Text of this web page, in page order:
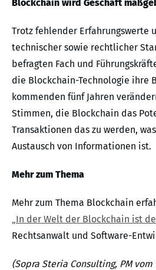
Blockchain wird Geschäft
Trotz fehlender Erfahrungswerte
technischer sowie rechtlicher
befragten Fach und
die Blockchain-Technologie ihre
kommenden fünf Jahren
Stimmen, die Blockchain das
Transaktionen das zu werden,
Austausch von Informationen ist.
Mehr zum Thema
Mehr zum Thema Blockchain
„In der Welt der Blockchain ist
Rechtsanwalt und Software-
(Sopra Steria Consulting, PM vom